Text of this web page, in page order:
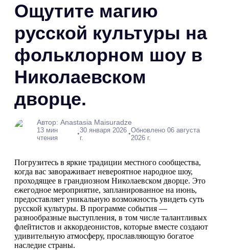
Ощутите магию
русской культуры на
фольклорном шоу в
Николаевском
дворце.
Автор: Anastasia Maisuradze
13 мин
чтения
•30 января 2026
г.
•Обновлено 06 августа
2026 г.
Погрузитесь в яркие традиции местного сообщества,
когда вас завораживает невероятное народное шоу,
проходящее в грандиозном Николаевском дворце. Это
ежегодное мероприятие, запланированное на июнь,
предоставляет уникальную возможность увидеть суть
русской культуры. В программе события —
разнообразные выступления, в том числе талантливых
флейтистов и аккордеонистов, которые вместе создают
удивительную атмосферу, прославляющую богатое
наследие страны.